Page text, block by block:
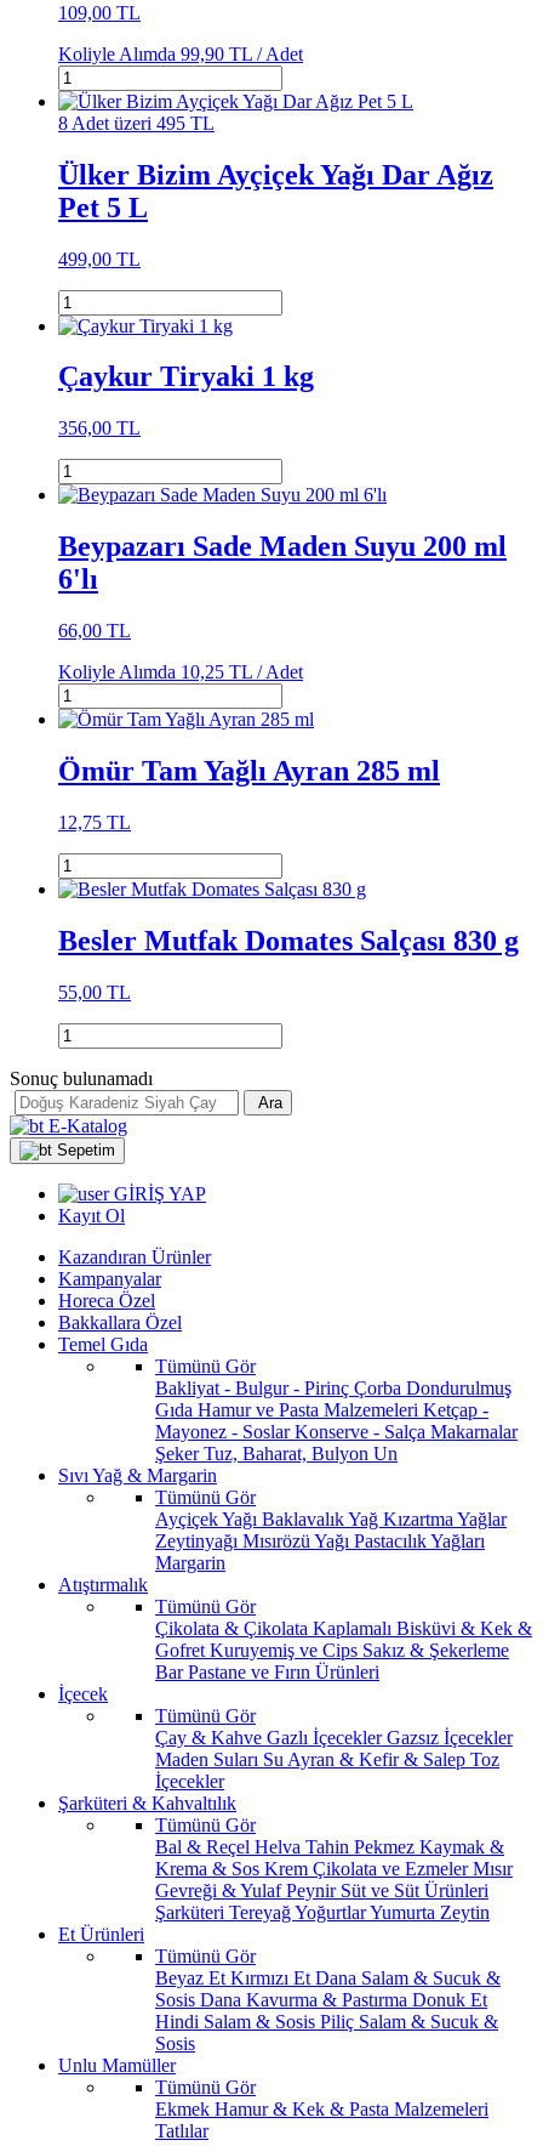
109,00 TL
Koliyle Alımda 99,90 TL /Adet
8 Adet üzeri 495 TL
Ülker Bizim Ayçiçek Yağı Dar Ağız
Pet 5 L
499,00 TL
Çaykur Tiryaki 1 kg
356,00 TL
Beypazarı Sade Maden Suyu 200 ml
6'lı
66,00 TL
Koliyle Alımda 10,25 TL /Adet
Ömür Tam Yağlı Ayran 285 ml
12,75 TL
Besler Mutfak Domates Salçası 830 g
55,00 TL
Sonuç bulunamadı
Ara
E-Katalog
Sepetim
GİRİŞ YAP
Kayıt Ol
Kazandıran Ürünler
Kampanyalar
Horeca Özel
Bakkallara Özel
Temel Gıda
Tümünü Gör
Bakliyat - Bulgur - Pirinç Çorba Dondurulmuş
Gıda Hamur ve Pasta Malzemeleri Ketçap -
Mayonez - SoslarKonserve - Salça Makarnalar
ŞekerTuz, Baharat, Bulyon Un
Sıvı Yağ & Margarin
Tümünü Gör
Ayçiçek Yağı Baklavalık Yağ Kızartma Yağlar
Zeytinyağı Mısırözü Yağı Pastacılık Yağları
Margarin
Atıştırmalık
Tümünü Gör
Çikolata & Çikolata Kaplamalı Bisküvi & Kek &
Gofret Kuruyemiş ve Cips Sakız & Şekerleme
BarPastane ve Fırın Ürünleri
İçecek
Tümünü Gör
Çay & Kahve Gazlı İçeceklerGazsız İçecekler
Maden Suları Su Ayran & Kefir & Salep Toz
İçecekler
Şarküteri & Kahvaltılık
Tümünü Gör
Bal & Reçel Helva Tahin Pekmez Kaymak &
Krema & Sos Krem Çikolata ve EzmelerMısır
Gevreği & YulafPeynir Süt ve Süt Ürünleri
Şarküteri TereyağYoğurtlarYumurta Zeytin
Et Ürünleri
Tümünü Gör
Beyaz Et Kırmızı Et Dana Salam & Sucuk &
Sosis Dana Kavurma & Pastırma Donuk Et
Hindi Salam & Sosis Piliç Salam & Sucuk &
Sosis
Unlu Mamüller
Tümünü Gör
Ekmek Hamur & Kek & Pasta Malzemeleri
Tatlılar